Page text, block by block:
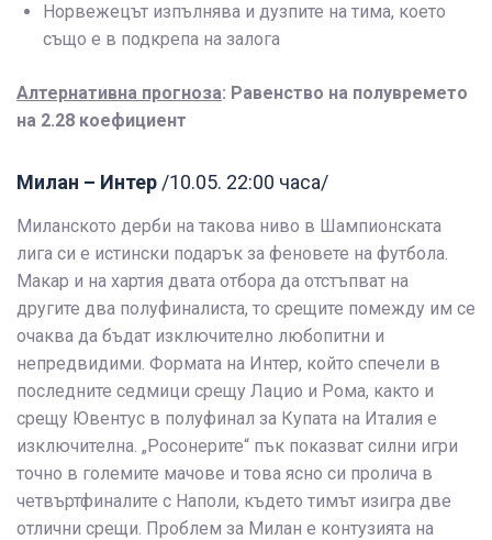
Норвежецът изпълнява и дузпите на тима, което
също е в подкрепа на залога
Алтернативна прогноза: Равенство на полувремето
на 2.28 коефициент
Милан – Интер /10.05. 22:00 часа/
Миланското дерби на такова ниво в Шампионската
лига си е истински подарък за феновете на футбола.
Макар и на хартия двата отбора да отстъпват на
другите два полуфиналиста, то срещите помежду им се
очаква да бъдат изключително любопитни и
непредвидими. Формата на Интер, който спечели в
последните седмици срещу Лацио и Рома, както и
срещу Ювентус в полуфинал за Купата на Италия е
изключителна. „Росонерите“ пък показват силни игри
точно в големите мачове и това ясно си пролича в
четвъртфиналите с Наполи, където тимът изигра две
отлични срещи. Проблем за Милан е контузията на